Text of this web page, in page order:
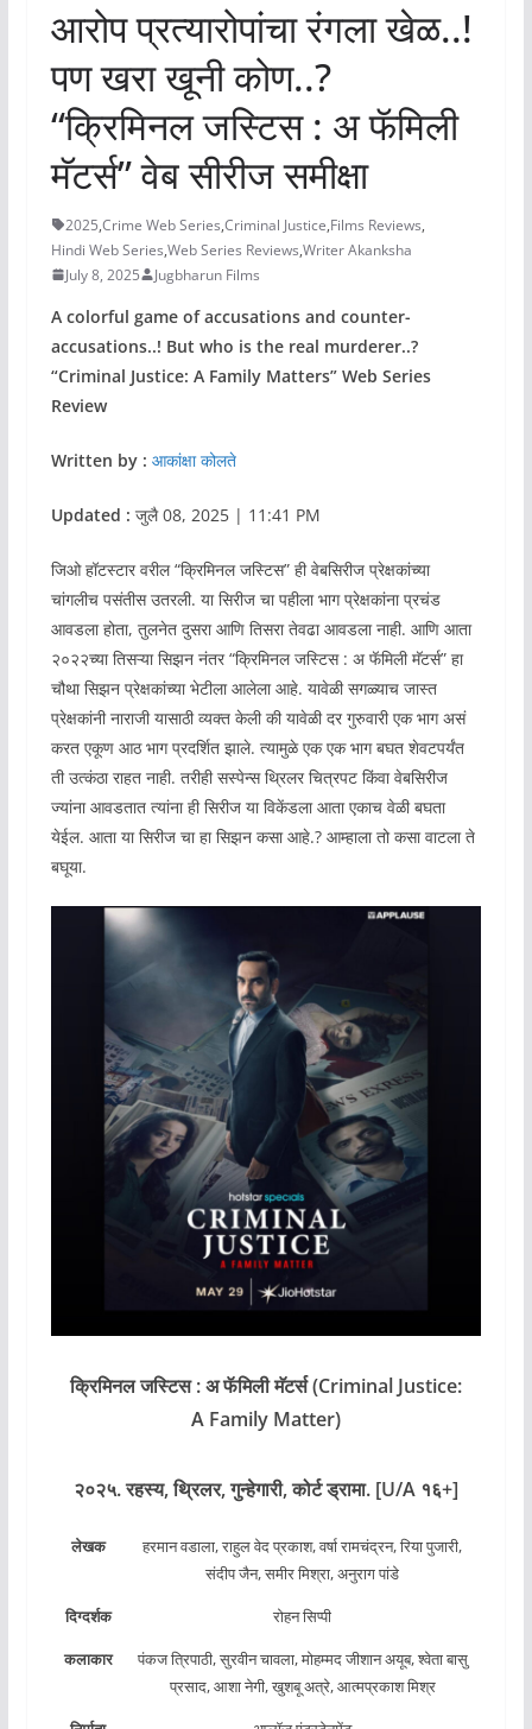
आरोप प्रत्यारोपांचा रंगला खेळ..!
पण खरा खूनी कोण..?
“क्रिमिनल जस्टिस : अ फॅमिली
मॅटर्स” वेब सीरीज समीक्षा
2025,Crime Web Series,Criminal Justice,Films Reviews,
Hindi Web Series,Web Series Reviews,Writer Akanksha
July 8, 2025
Jugbharun Films
A colorful game of accusations and counter-
accusations..! But who is the real murderer..?
“Criminal Justice: A Family Matters” Web Series
Review
Written by : आकांक्षा कोलते
Updated : जुलै 08, 2025 | 11:41 PM
जिओ हॉटस्टार वरील “क्रिमिनल जस्टिस” ही वेबसिरीज प्रेक्षकांच्या
चांगलीच पसंतीस उतरली. या सिरीज चा पहीला भाग प्रेक्षकांना प्रचंड
आवडला होता, तुलनेत दुसरा आणि तिसरा तेवढा आवडला नाही. आणि आता
२०२२च्या तिसऱ्या सिझन नंतर “क्रिमिनल जस्टिस : अ फॅमिली मॅटर्स” हा
चौथा सिझन प्रेक्षकांच्या भेटीला आलेला आहे. यावेळी सगळ्याच जास्त
प्रेक्षकांनी नाराजी यासाठी व्यक्त केली की यावेळी दर गुरुवारी एक भाग असं
करत एकूण आठ भाग प्रदर्शित झाले. त्यामुळे एक एक भाग बघत शेवटपर्यंत
ती उत्कंठा राहत नाही. तरीही सस्पेन्स थ्रिलर चित्रपट किंवा वेबसिरीज
ज्यांना आवडतात त्यांना ही सिरीज या विकेंडला आता एकाच वेळी बघता
येईल. आता या सिरीज चा हा सिझन कसा आहे.? आम्हाला तो‌ कसा वाटला ते
बघूया.
क्रिमिनल जस्टिस : अ फॅमिली मॅटर्स (Criminal Justice:
A Family Matter)
२०२५. रहस्य, थ्रिलर, गुन्हेगारी, कोर्ट ड्रामा. [U/A १६+]
लेखक
हरमान वडाला, राहुल वेद प्रकाश, वर्षा रामचंद्रन, रिया पुजारी,
संदीप जैन, समीर मिश्रा, अनुराग पांडे
दिग्दर्शक
रोहन सिप्पी
कलाकार
पंकज त्रिपाठी, सुरवीन चावला, मोहम्मद जीशान अयूब, श्वेता बासु
प्रसाद, आशा नेगी, खुशबू अत्रे, आत्मप्रकाश मिश्र